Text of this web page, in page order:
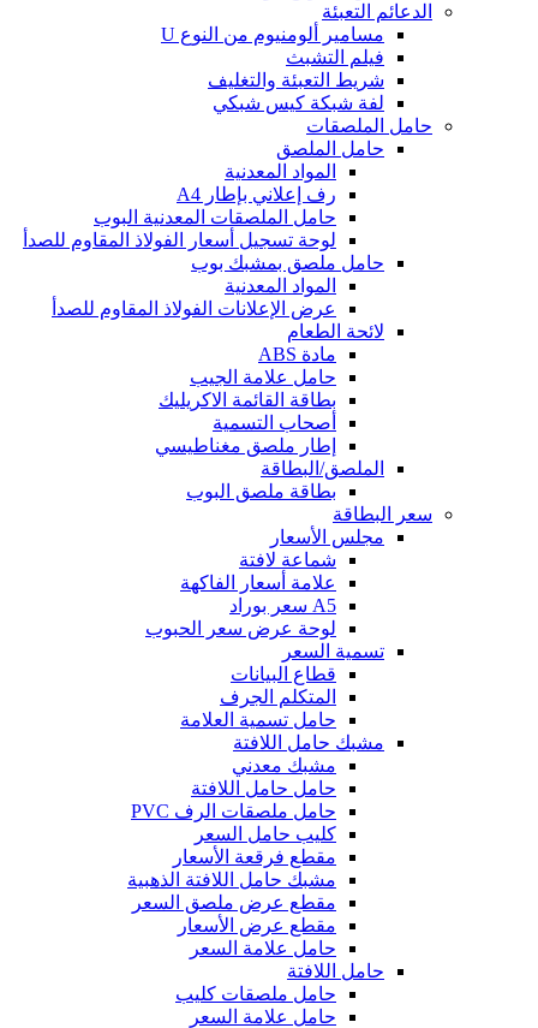
الدعائم التعبئة
مسامير ألومنيوم من النوع U
فيلم التشبث
شريط التعبئة والتغليف
لفة شبكة كيس شبكي
حامل الملصقات
حامل الملصق
المواد المعدنية
رف إعلاني بإطار A4
حامل الملصقات المعدنية البوب
لوحة تسجيل أسعار الفولاذ المقاوم للصدأ
حامل ملصق بمشبك بوب
المواد المعدنية
عرض الإعلانات الفولاذ المقاوم للصدأ
لائحة الطعام
مادة ABS
حامل علامة الجيب
بطاقة القائمة الاكريليك
أصحاب التسمية
إطار ملصق مغناطيسي
الملصق/البطاقة
بطاقة ملصق البوب
سعر البطاقة
مجلس الأسعار
شماعة لافتة
علامة أسعار الفاكهة
A5 سعر بوراد
لوحة عرض سعر الحبوب
تسمية السعر
قطاع البيانات
المتكلم الجرف
حامل تسمية العلامة
مشبك حامل اللافتة
مشبك معدني
حامل حامل اللافتة
حامل ملصقات الرف PVC
كليب حامل السعر
مقطع فرقعة الأسعار
مشبك حامل اللافتة الذهبية
مقطع عرض ملصق السعر
مقطع عرض الأسعار
حامل علامة السعر
حامل اللافتة
حامل ملصقات كليب
حامل علامة السعر